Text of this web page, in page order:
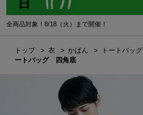
全商品対象！8/18（火）まで開催！
トップ 衣 かばん トートバッグ
ートバッグ 四角底